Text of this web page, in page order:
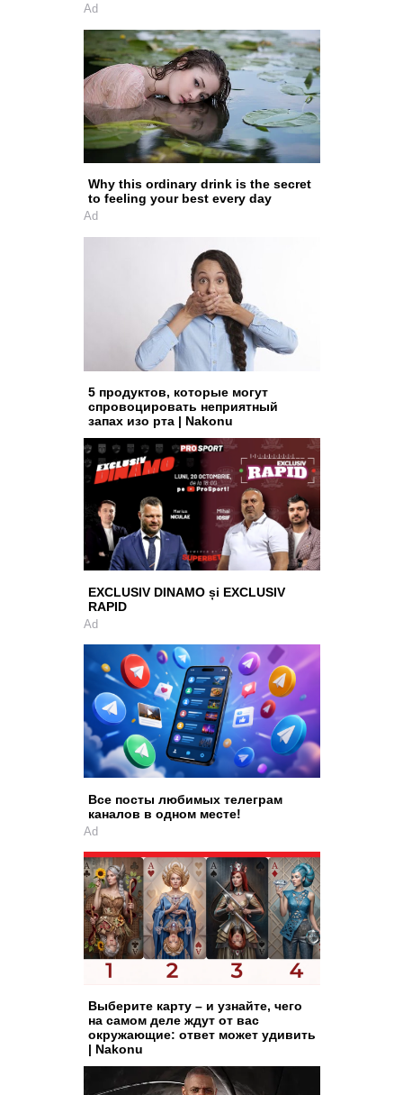
Ad
Why this ordinary drink is the secret
to feeling your best every day
Ad
5 продуктов, которые могут
спровоцировать неприятный
запах изо рта | Nakonu
EXCLUSIV DINAMO și EXCLUSIV
RAPID
Ad
Все посты любимых телеграм
каналов в одном месте!
Ad
Выберите карту – и узнайте, чего
на самом деле ждут от вас
окружающие: ответ может удивить
| Nakonu